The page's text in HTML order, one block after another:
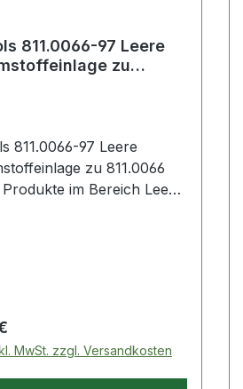
811.0066-97 Leere
zu
811.0066-97 Leere
zu 811.0066
im Bereich Leere
Preis:
MwSt. zzgl. Versandkosten